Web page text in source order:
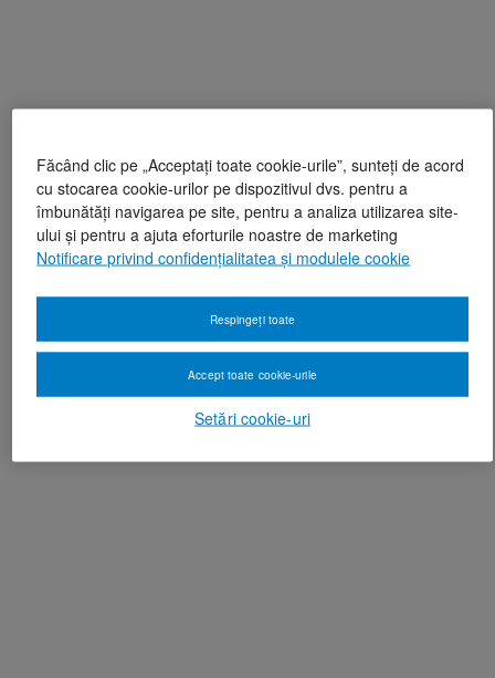
Făcând clic pe „Acceptați toate cookie-urile”, sunteți de acord
cu stocarea cookie-urilor pe dispozitivul dvs. pentru a
îmbunătăți navigarea pe site, pentru a analiza utilizarea site-
ului și pentru a ajuta eforturile noastre de marketing
Notificare privind confidențialitatea și modulele cookie
Setări cookie-uri
Respingeți toate
Accept toate cookie-urile